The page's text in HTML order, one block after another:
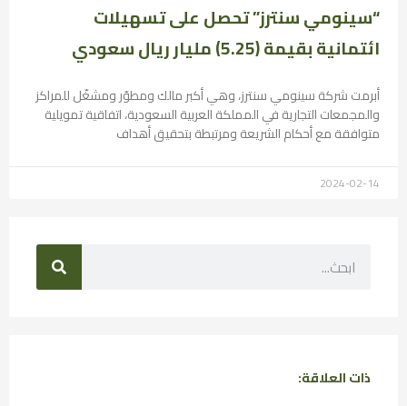
“سينومي سنترز” تحصل على تسهيلات
ائتمانية بقيمة (5.25) مليار ريال سعودي
أبرمت شركة سينومي سنترز، وهي أكبر مالك ومطوّر ومشغّل للمراكز
والمجمعات التجارية في المملكة العربية السعودية، اتفاقية تمويلية
متوافقة مع أحكام الشريعة ومرتبطة بتحقيق أهداف
2024-02-14
ذات العلاقة: